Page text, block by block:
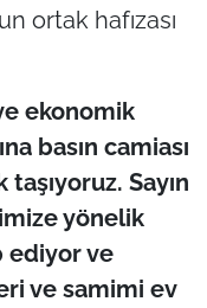
ortak hafızası
ekonomik
basın camiası
Sayın
yönelik
ediyor ve
ve samimi ev